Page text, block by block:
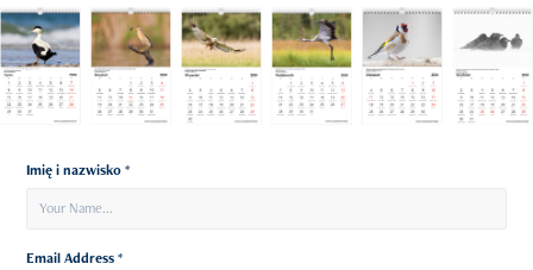
Imię i nazwisko *
Email Address *